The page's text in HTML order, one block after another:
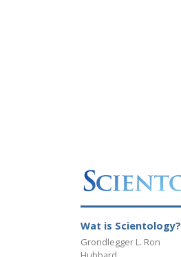
Wat is Scientology?
Grondlegger L. Ron